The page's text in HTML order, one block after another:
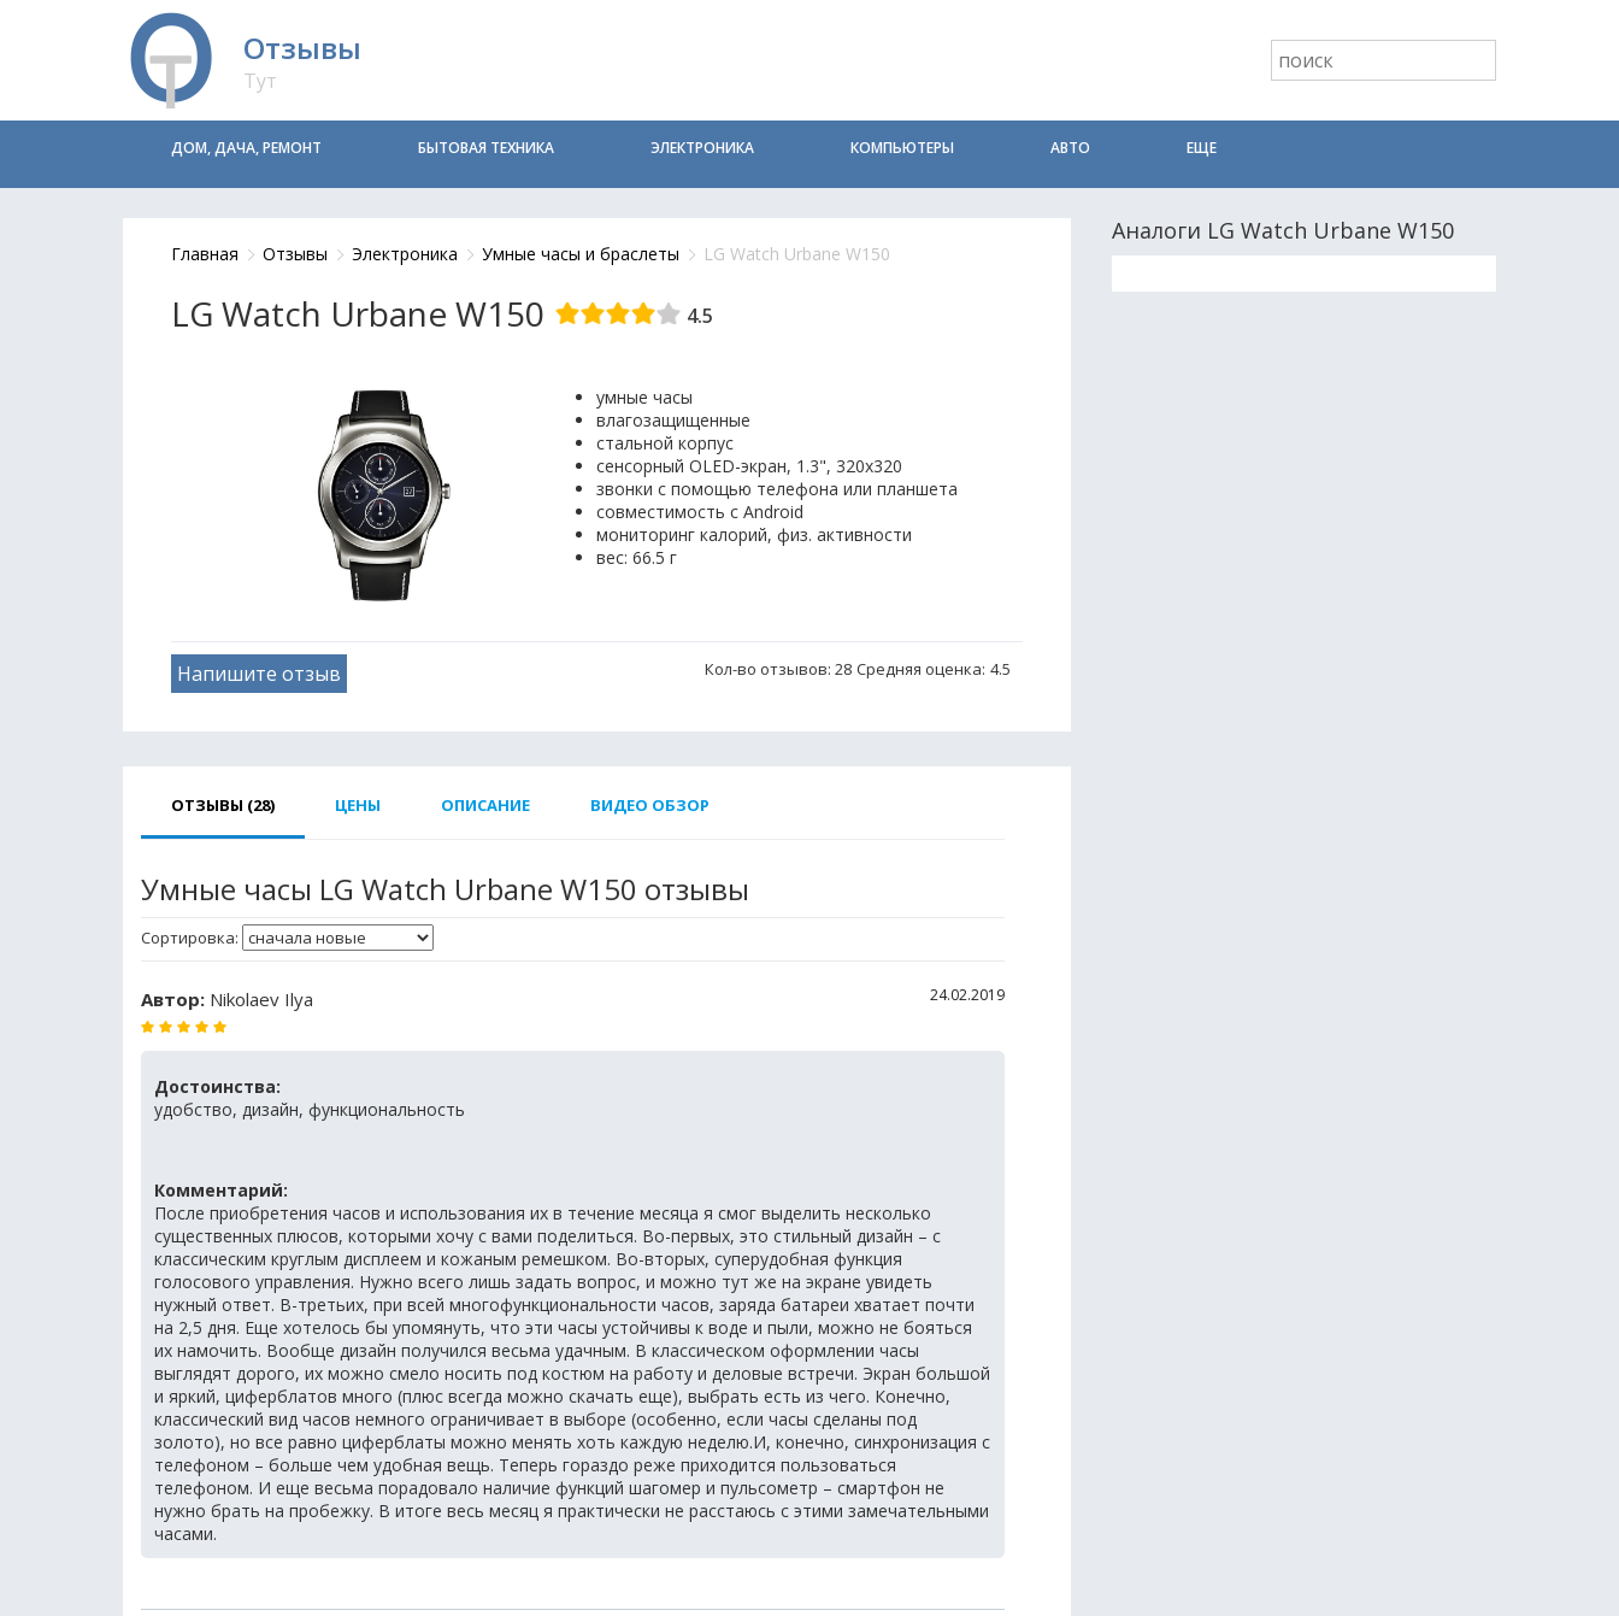
Отзывы
Тут
ДОМ, ДАЧА, РЕМОНТ БЫТОВАЯ ТЕХНИКА ЭЛЕКТРОНИКА КОМПЬЮТЕРЫ АВТО ЕЩЕ
Главная Отзывы Электроника Умные часы и браслеты LG Watch Urbane W150
LG Watch Urbane W150 4.5
умные часы
влагозащищенные
стальной корпус
сенсорный OLED-экран, 1.3", 320x320
звонки с помощью телефона или планшета
совместимость с Android
мониторинг калорий, физ. активности
вес: 66.5 г
Кол-во отзывов: 28 Средняя оценка: 4.5
Напишите отзыв
ОТЗЫВЫ (28) ЦЕНЫ ОПИСАНИЕ ВИДЕО ОБЗОР
Умные часы LG Watch Urbane W150 отзывы
Сортировка:
Автор: Nikolaev Ilya 24.02.2019
Достоинства:
удобство, дизайн, функциональность
Комментарий:
После приобретения часов и использования их в течение месяца я смог выделить несколько
существенных плюсов, которыми хочу с вами поделиться. Во-первых, это стильный дизайн – с
классическим круглым дисплеем и кожаным ремешком. Во-вторых, суперудобная функция
голосового управления. Нужно всего лишь задать вопрос, и можно тут же на экране увидеть
нужный ответ. В-третьих, при всей многофункциональности часов, заряда батареи хватает почти
на 2,5 дня. Еще хотелось бы упомянуть, что эти часы устойчивы к воде и пыли, можно не бояться
их намочить. Вообще дизайн получился весьма удачным. В классическом оформлении часы
выглядят дорого, их можно смело носить под костюм на работу и деловые встречи. Экран большой
и яркий, циферблатов много (плюс всегда можно скачать еще), выбрать есть из чего. Конечно,
классический вид часов немного ограничивает в выборе (особенно, если часы сделаны под
золото), но все равно циферблаты можно менять хоть каждую неделю.И, конечно, синхронизация с
телефоном – больше чем удобная вещь. Теперь гораздо реже приходится пользоваться
телефоном. И еще весьма порадовало наличие функций шагомер и пульсометр – смартфон не
нужно брать на пробежку. В итоге весь месяц я практически не расстаюсь с этими замечательными
часами.
Аналоги LG Watch Urbane W150